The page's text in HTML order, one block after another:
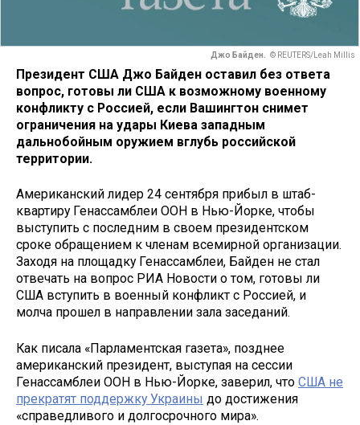
Джо Байден. © REUTERS/Leah Millis
Президент США Джо Байден оставил без ответа
вопрос, готовы ли США к возможному военному
конфликту с Россией, если Вашингтон снимет
ограничения на удары Киева западным
дальнобойным оружием вглубь российской
территории.
Американский лидер 24 сентября прибыл в штаб-
квартиру Генассамблеи ООН в Нью-Йорке, чтобы
выступить с последним в своем президентском
сроке обращением к членам всемирной организации.
Заходя на площадку Генассамблеи, Байден не стал
отвечать на вопрос РИА Новости о том, готовы ли
США вступить в военный конфликт с Россией, и
молча прошел в направлении зала заседаний.
Как писала «Парламентская газета», позднее
американский президент, выступая на сессии
Генассамблеи ООН в Нью-Йорке, заверил, что США не
прекратят поддержку Украины до достижения
«справедливого и долгосрочного мира».